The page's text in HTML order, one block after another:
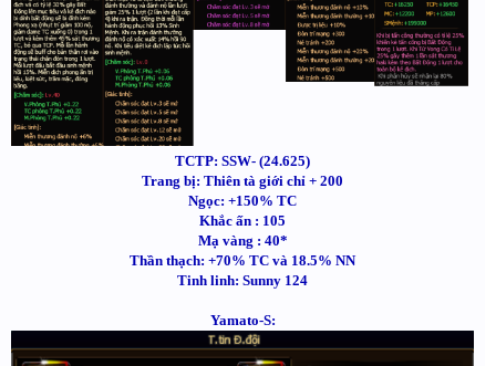
TCTP: SSW- (24.625)
Trang bị: Thiên tà giới chỉ + 200
Ngọc: +150% TC
Khắc ấn : 105
Mạ vàng : 40*
Thần thạch: +70% TC và 18.5% NN
Tinh linh: Sunny 124
Yamato-S: